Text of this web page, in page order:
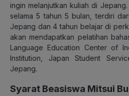
ingin melanjutkan kuliah di
selama 5 tahun 5 bulan, terdiri
Jepang dan 4 tahun belajar di
akan mendapatkan pelatihan
Language Education Center of
Institution, Japan Student
Jepang.
Syarat Beasiswa Mitsui